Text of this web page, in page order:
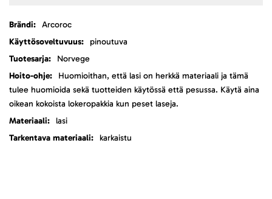
LisätietojaArcoroc
pinoutuva
Norvege
Huomioithan, että lasi on herkkä materiaali ja tämä
tulee huomioida sekä tuotteiden käytössä että pesussa. Käytä aina
oikean kokoista lokeropakkia kun peset laseja.
lasi
karkaistu